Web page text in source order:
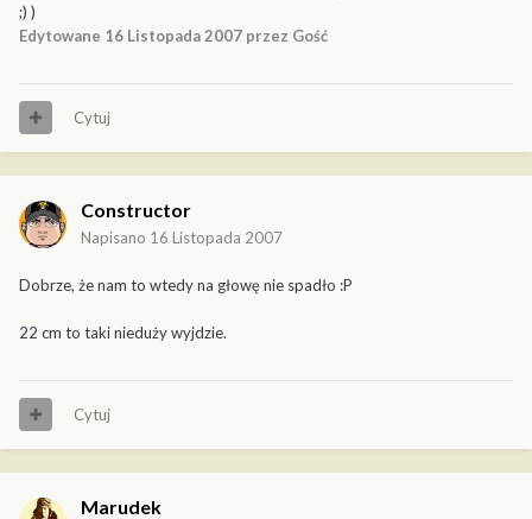
;) )
Edytowane 16 Listopada 2007 przez Gość
Cytuj
Constructor
Napisano 16 Listopada 2007
Dobrze, że nam to wtedy na głowę nie spadło :P
22 cm to taki nieduży wyjdzie.
Cytuj
Marudek